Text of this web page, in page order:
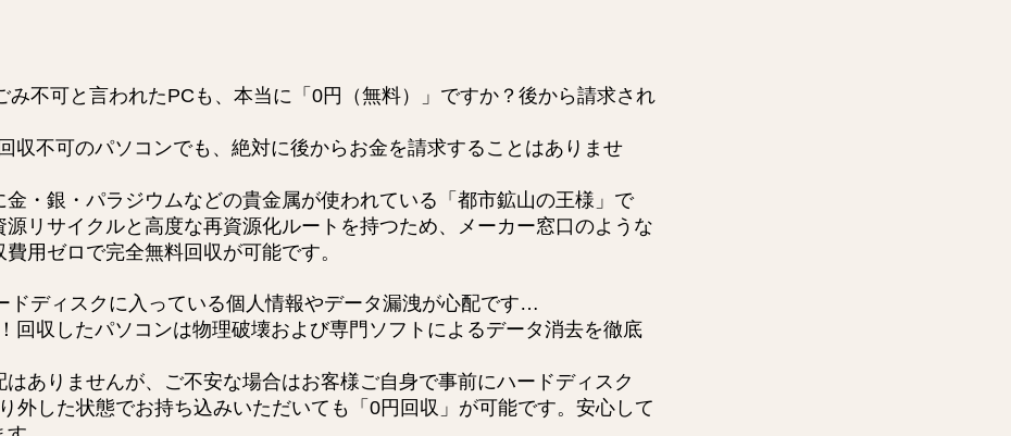
み不可と言われたPCも、本当に「0円（無料）」ですか？後から請求され
収不可のパソコンでも、絶対に後からお金を請求することはありませ
・銀・パラジウムなどの貴金属が使われている「都市鉱山の王様」で
リサイクルと高度な再資源化ルートを持つため、メーカー窓口のような
用ゼロで完全無料回収が可能です。
ドディスクに入っている個人情報やデータ漏洩が心配です…
回収したパソコンは物理破壊および専門ソフトによるデータ消去を徹底
ありませんが、ご不安な場合はお客様ご自身で事前にハードディスク
外した状態でお持ち込みいただいても「0円回収」が可能です。安心して